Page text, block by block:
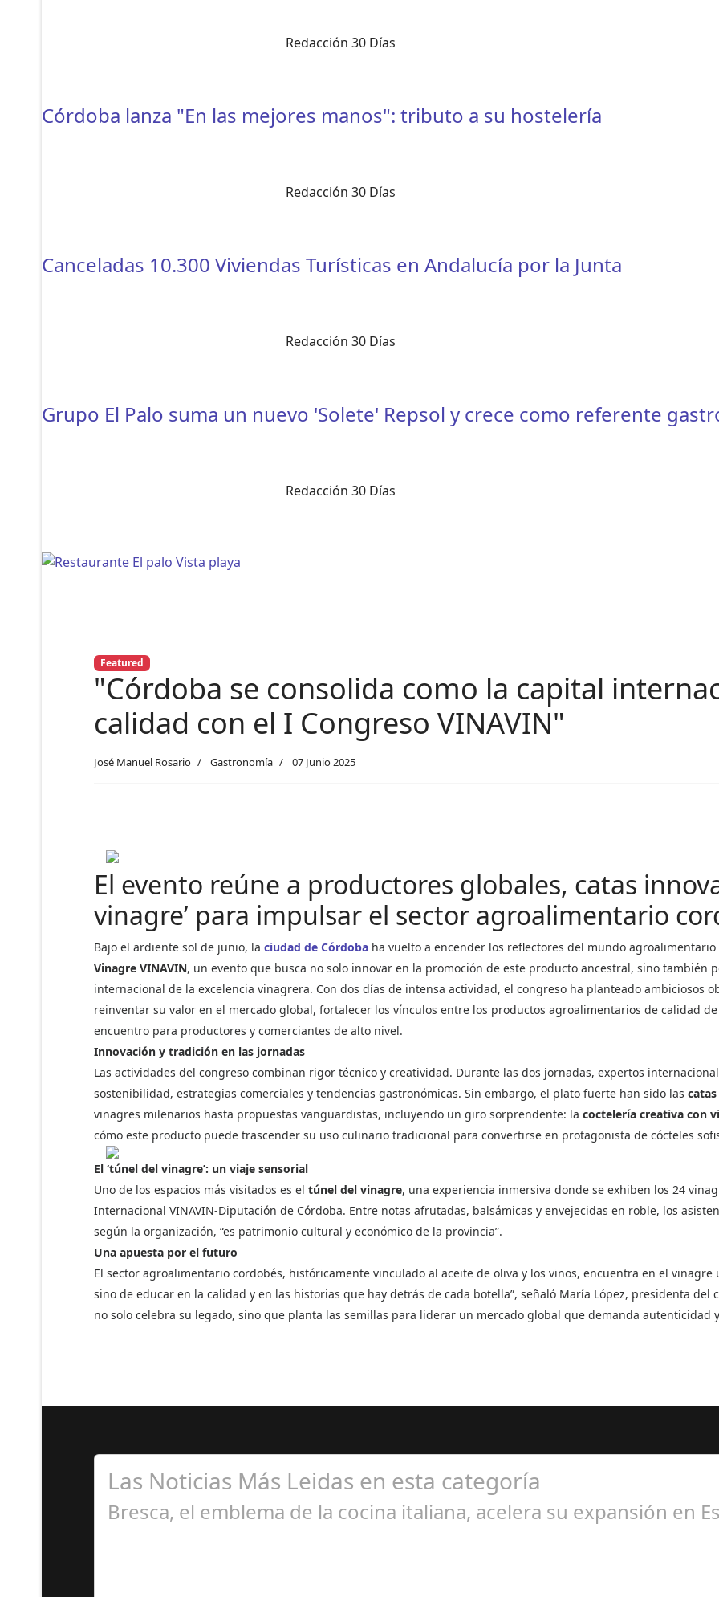
Redacción 30 Días
Córdoba lanza "En las mejores manos": tributo a su hostelería
Redacción 30 Días
Canceladas 10.300 Viviendas Turísticas en Andalucía por la Junta
Redacción 30 Días
Grupo El Palo suma un nuevo 'Solete' Repsol y crece como referente
Redacción 30 Días
Featured
"Córdoba se consolida como la capital
calidad con el I Congreso VINAVIN"
José Manuel Rosario Gastronomía 07 Junio 2025
El evento reúne a productores globales, catas
vinagre’ para impulsar el sector agroalimentario
Bajo el ardiente sol de junio, la ciudad de Córdoba ha vuelto a encender los reflectores del mundo
Vinagre VINAVIN, un evento que busca no solo innovar en la promoción de este producto ancestral, sino también
internacional de la excelencia vinagrera. Con dos días de intensa actividad, el congreso ha planteado ambiciosos
reinventar su valor en el mercado global, fortalecer los vínculos entre los productos agroalimentarios de calidad
encuentro para productores y comerciantes de alto nivel.
Innovación y tradición en las jornadas
Las actividades del congreso combinan rigor técnico y creatividad. Durante las dos jornadas, expertos
sostenibilidad, estrategias comerciales y tendencias gastronómicas. Sin embargo, el plato fuerte han sido las
vinagres milenarios hasta propuestas vanguardistas, incluyendo un giro sorprendente: la coctelería creativa con
cómo este producto puede trascender su uso culinario tradicional para convertirse en protagonista de cócteles
El ‘túnel del vinagre’: un viaje sensorial
Uno de los espacios más visitados es el túnel del vinagre, una experiencia inmersiva donde se exhiben los 24
Internacional VINAVIN-Diputación de Córdoba. Entre notas afrutadas, balsámicas y envejecidas en roble, los
según la organización, “es patrimonio cultural y económico de la provincia”.
Una apuesta por el futuro
El sector agroalimentario cordobés, históricamente vinculado al aceite de oliva y los vinos, encuentra en el vinagre
sino de educar en la calidad y en las historias que hay detrás de cada botella”, señaló María López, presidenta del
no solo celebra su legado, sino que planta las semillas para liderar un mercado global que demanda autenticidad
Las Noticias Más Leidas en esta categoría
Bresca, el emblema de la cocina italiana, acelera su expansión en